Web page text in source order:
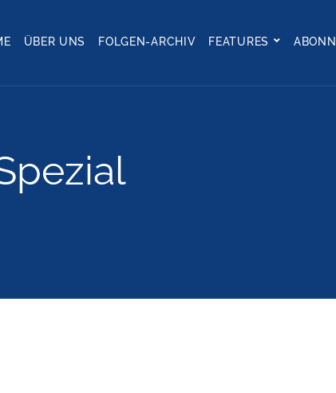
ÜBER UNS FOLGEN-ARCHIV FEATURES